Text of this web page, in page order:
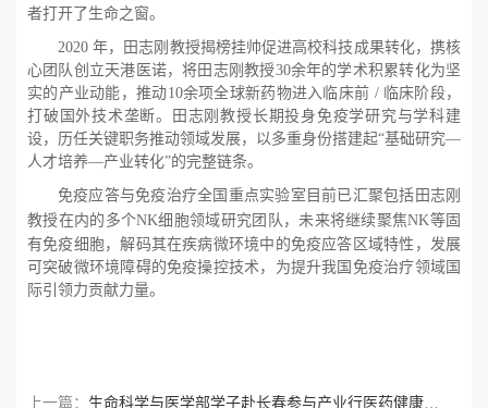
者打开了生命之窗。
2020年，田志刚教授揭榜挂帅促进高校科技成果转化，携核
心团队创立天港医诺，将田志刚教授30余年的学术积累转化为坚
实的产业动能，推动10余项全球新药物进入临床前 / 临床阶段，
打破国外技术垄断。田志刚教授长期投身免疫学研究与学科建
设，历任关键职务推动领域发展，以多重身份搭建起“基础研究—
人才培养—产业转化”的完整链条。
免疫应答与免疫治疗全国重点实验室目前已汇聚包括田志刚
教授在内的 多个NK细胞领域研究团队 ，未来将继续聚焦NK等固
有免疫细胞，解码其在疾病微环境中的免疫应答区域特性，发展
可突破微环境障碍的免疫操控技术，为提升我国免疫治疗领域国
际引领力贡献力量。
上一篇：